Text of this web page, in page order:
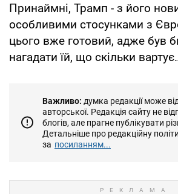
Принаймні, Трамп - з його
особливими стосунками з
цього вже готовий, адже був
нагадати їй, що скільки
Важливо: думка редакції може
авторської. Редакція сайту не
блогів, але прагне публікувати
Детальніше про редакційну
за посиланням...